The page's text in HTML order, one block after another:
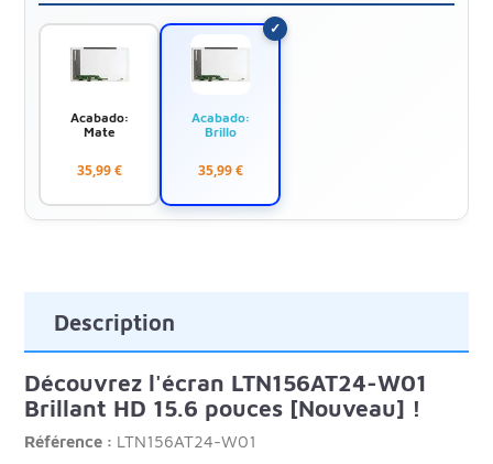
Acabado:
Mate
35,99 €
Acabado:
Brillo
35,99 €
Description
Découvrez l'écran LTN156AT24-W01
Brillant HD 15.6 pouces [Nouveau] !
Référence : LTN156AT24-W01